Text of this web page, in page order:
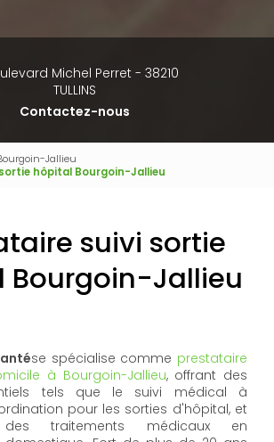
Michel Perret - 38210
TULLINS
Contactez-nous
Jallieu
hôpital Bourgoin-Jallieu
suivi sortie
Bourgoin-Jallieu
se spécialise comme prestataire
à Bourgoin-Jallieu, offrant des
tels que le suivi médical à
pour les sorties d'hôpital, et
traitements médicaux en